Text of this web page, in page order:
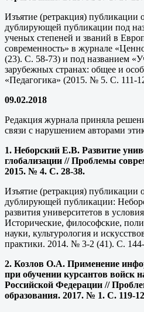
Изъятие (ретракция) публикации
дублирующей публикации под
ученых степеней и званий в
современность» в журнале
(23). С. 58-73) и под названием
зарубежных странах: общее и
«Педагогика» (2015. № 5. С. 111-
09.02.2018
Редакция журнала приняла
связи с нарушением авторами
1. Неборский Е.В. Развитие
глобализации // Проблемы
2015. № 4. С. 28-38.
Изъятие (ретракция) публикации
дублирующей публикации:
развития университетов в
Исторические, философские,
науки, культурология и
практики. 2014. № 3-2 (41). С.
2. Козлов О.А. Применение
при обучении курсантов войск
Российской Федерации //
образования. 2017. № 1. С. 119-